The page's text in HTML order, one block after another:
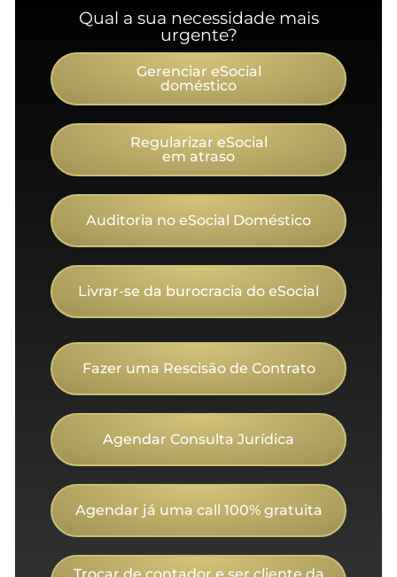
Qual a sua necessidade mais
urgente?
Gerenciar eSocial
doméstico
Regularizar eSocial
em atraso
Auditoria no eSocial Doméstico
Livrar-se da burocracia do eSocial
Fazer uma Rescisão de Contrato
Agendar Consulta Jurídica
Agendar já uma call 100% gratuita